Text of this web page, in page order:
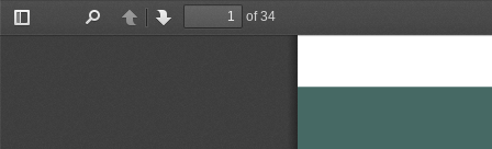
Toggle
PreviousNext
of 34